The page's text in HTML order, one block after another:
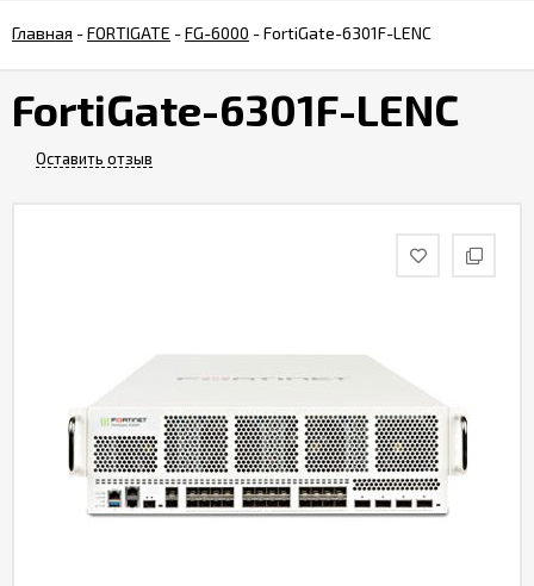
Доставка
Главная -FORTIGATE -FG-6000 -FortiGate-6301F-LENC
FortiGate-6301F-LENC
Оставить отзыв